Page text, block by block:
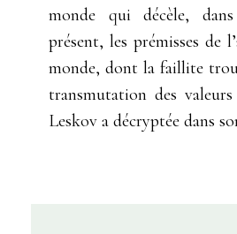
monde qui décèle,
présent, les prémisses de
monde, dont la faillite
transmutation des
Leskov a décryptée dans